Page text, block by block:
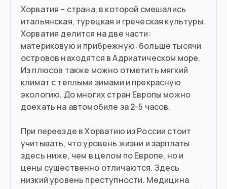
Граждане РФ могут въехать по 5-летнему, но
каждая ситуация будет оцениваться
индивидуально представителем
погранслужбы конкретной страны ЕС.
Население 3.8млн
Подойдет вам если
Вы работаете удаленно
Хотите поступить в вуз
У вас есть хорватское происхождение
Готовы вложить в бизнес €26,545
Хорватия – страна, в которой смешались
итальянская, турецкая и греческая культуры.
Хорватия делится на две части:
материковую и прибрежную: больше тысячи
островов находятся в Адриатическом море.
Из плюсов также можно отметить мягкий
климат с теплыми зимами и прекрасную
экологию. До многих стран Европы можно
доехать на автомобиле за 2-5 часов.
При переезде в Хорватию из России стоит
учитывать, что уровень жизни и зарплаты
здесь ниже, чем в целом по Европе, но и
цены существенно отличаются. Здесь
низкий уровень преступности. Медицина